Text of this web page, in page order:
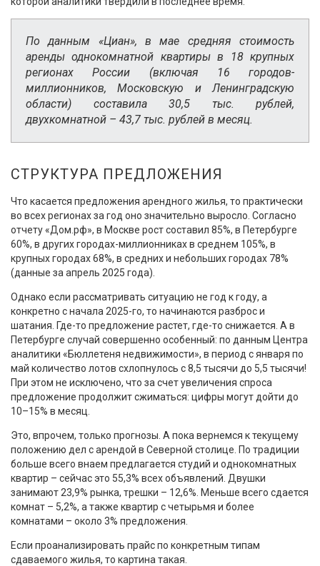
По данным «Циан», в мае средняя стоимость
аренды однокомнатной квартиры в 18 крупных
регионах России (включая 16 городов-
миллионников, Московскую и Ленинградскую
области) составила 30,5 тыс. рублей,
двухкомнатной – 43,7 тыс. рублей в месяц.
СТРУКТУРА ПРЕДЛОЖЕНИЯ
Что касается предложения арендного жилья, то практически
во всех регионах за год оно значительно выросло. Согласно
отчету «Дом.рф», в Москве рост составил 85%, в Петербурге
60%, в других городах-миллионниках в среднем 105%, в
крупных городах 68%, в средних и небольших городах 78%
(данные за апрель 2025 года).
Однако если рассматривать ситуацию не год к году, а
конкретно с начала 2025-го, то начинаются разброс и
шатания. Где-то предложение растет, где-то снижается. А в
Петербурге случай совершенно особенный: по данным Центра
аналитики «Бюллетеня недвижимости», в период с января по
май количество лотов схлопнулось с 8,5 тысячи до 5,5 тысячи!
При этом не исключено, что за счет увеличения спроса
предложение продолжит сжиматься: цифры могут дойти до
10–15% в месяц.
Это, впрочем, только прогнозы. А пока вернемся к текущему
положению дел с арендой в Северной столице. По традиции
больше всего внаем предлагается студий и однокомнатных
квартир – сейчас это 55,3% всех объявлений. Двушки
занимают 23,9% рынка, трешки – 12,6%. Меньше всего сдается
комнат – 5,2%, а также квартир с четырьмя и более
комнатами – около 3% предложения.
Если проанализировать прайс по конкретным типам
сдаваемого жилья, то картина такая.